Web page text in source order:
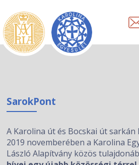
SarokPont
A Karolina út és Bocskai út sarkán
2019 novemberében a Karolina
László Alapítvány közös